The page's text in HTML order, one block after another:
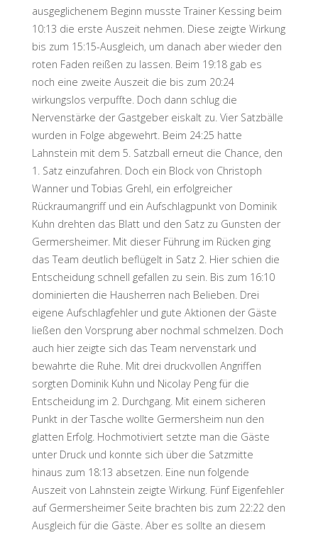
ausgeglichenem Beginn musste Trainer Kessing beim
10:13 die erste Auszeit nehmen. Diese zeigte Wirkung
bis zum 15:15-Ausgleich, um danach aber wieder den
roten Faden reißen zu lassen. Beim 19:18 gab es
noch eine zweite Auszeit die bis zum 20:24
wirkungslos verpuffte. Doch dann schlug die
Nervenstärke der Gastgeber eiskalt zu. Vier Satzbälle
wurden in Folge abgewehrt. Beim 24:25 hatte
Lahnstein mit dem 5. Satzball erneut die Chance, den
1. Satz einzufahren. Doch ein Block von Christoph
Wanner und Tobias Grehl, ein erfolgreicher
Rückraumangriff und ein Aufschlagpunkt von Dominik
Kuhn drehten das Blatt und den Satz zu Gunsten der
Germersheimer. Mit dieser Führung im Rücken ging
das Team deutlich beflügelt in Satz 2. Hier schien die
Entscheidung schnell gefallen zu sein. Bis zum 16:10
dominierten die Hausherren nach Belieben. Drei
eigene Aufschlagfehler und gute Aktionen der Gäste
ließen den Vorsprung aber nochmal schmelzen. Doch
auch hier zeigte sich das Team nervenstark und
bewahrte die Ruhe. Mit drei druckvollen Angriffen
sorgten Dominik Kuhn und Nicolay Peng für die
Entscheidung im 2. Durchgang. Mit einem sicheren
Punkt in der Tasche wollte Germersheim nun den
glatten Erfolg. Hochmotiviert setzte man die Gäste
unter Druck und konnte sich über die Satzmitte
hinaus zum 18:13 absetzen. Eine nun folgende
Auszeit von Lahnstein zeigte Wirkung. Fünf Eigenfehler
auf Germersheimer Seite brachten bis zum 22:22 den
Ausgleich für die Gäste. Aber es sollte an diesem